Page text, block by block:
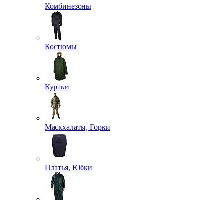
Комбинезоны
Костюмы
Куртки
Маскхалаты, Горки
Платья, Юбки